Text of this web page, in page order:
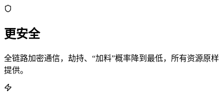
更安全
全链路加密通信，劫持、“加料”概率降到最低，所有资源原样
提供。